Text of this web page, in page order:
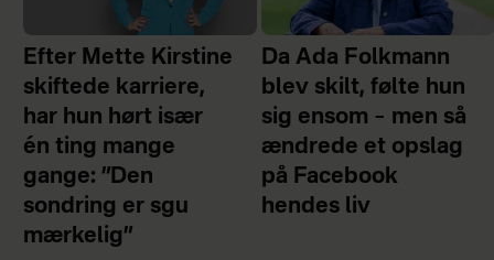
Efter Mette Kirstine
skiftede karriere,
har hun hørt især
én ting mange
gange: ”Den
sondring er sgu
mærkelig”
Da Ada Folkmann
blev skilt, følte hun
sig ensom – men så
ændrede et opslag
på Facebook
hendes liv